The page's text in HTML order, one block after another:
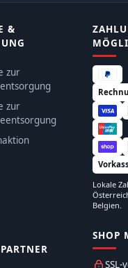
&
zur
zur
Lokale
Belgien.
SHOP
SSL-